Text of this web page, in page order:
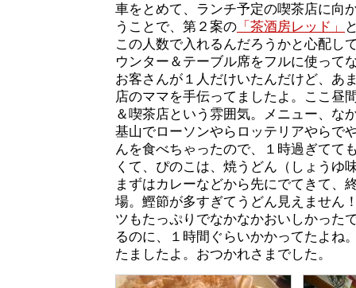
車をとめて、ランチ予定の喫茶店に向
うことで、第２案の 「茶酒房レッド」
この人数で入れるんだろうかと心配し
ウンター＆テーブル席をフルに使って
お客さんが１人だけいたんだけど、あ
店のママを手伝ってましたよ。ここ昼
＆喫茶店という雰囲気。メニュー、な
基山でローソンやらロッテリアやらで
んを食べちゃったので、１時過ぎてて
くて、ぴのこは、焼うどん（しょうゆ
まずはカレーなどから先にでてきて、
場。鰹節が多すぎてうどん見えません
ツもたっぷりでなかなかおいしかった
るのに、１時間ぐらいかかってたよね
たましたよ。おつかれさまでした。